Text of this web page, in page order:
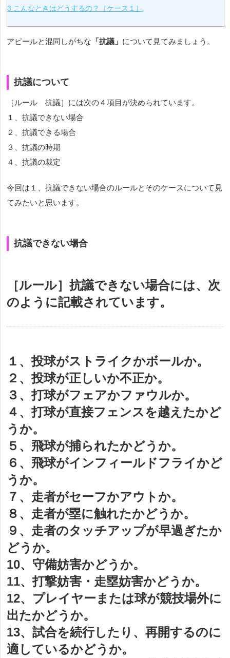
3 こんなときはどうするの？［ケース１］
アピールと混同しがちな 「抗議」 について見てみましょう。
抗議について
［ルール 抗議］には次の４項目が決められています。
１、抗議できない場合
２、抗議できる場合
３、抗議の時期
４、抗議の裁定
今回は１、抗議できない場合のルールとそのケースについて見
てみたいと思います。
抗議できない場合
［ルール］抗議できない場合には、次
のように記載されています。
１、投球がストライクかボールか。
２、投球が正しいか不正か。
３、打球がフェアかファウルか。
４、打球が直接フェンスを越えたかど
うか。
５、飛球が捕られたかどうか。
６、飛球がインフィールドフライかど
うか。
７、走者がセーフかアウトか。
８、走者が塁に触れたかどうか。
９、走者のタッチアップが早過ぎたか
どうか。
10、守備妨害かどうか。
11、打撃妨害・走塁妨害かどうか。
12、プレイヤーまたは球が競技場外に
出たかどうか。
13、試合を続行したり、再開するのに
適しているかどうか。